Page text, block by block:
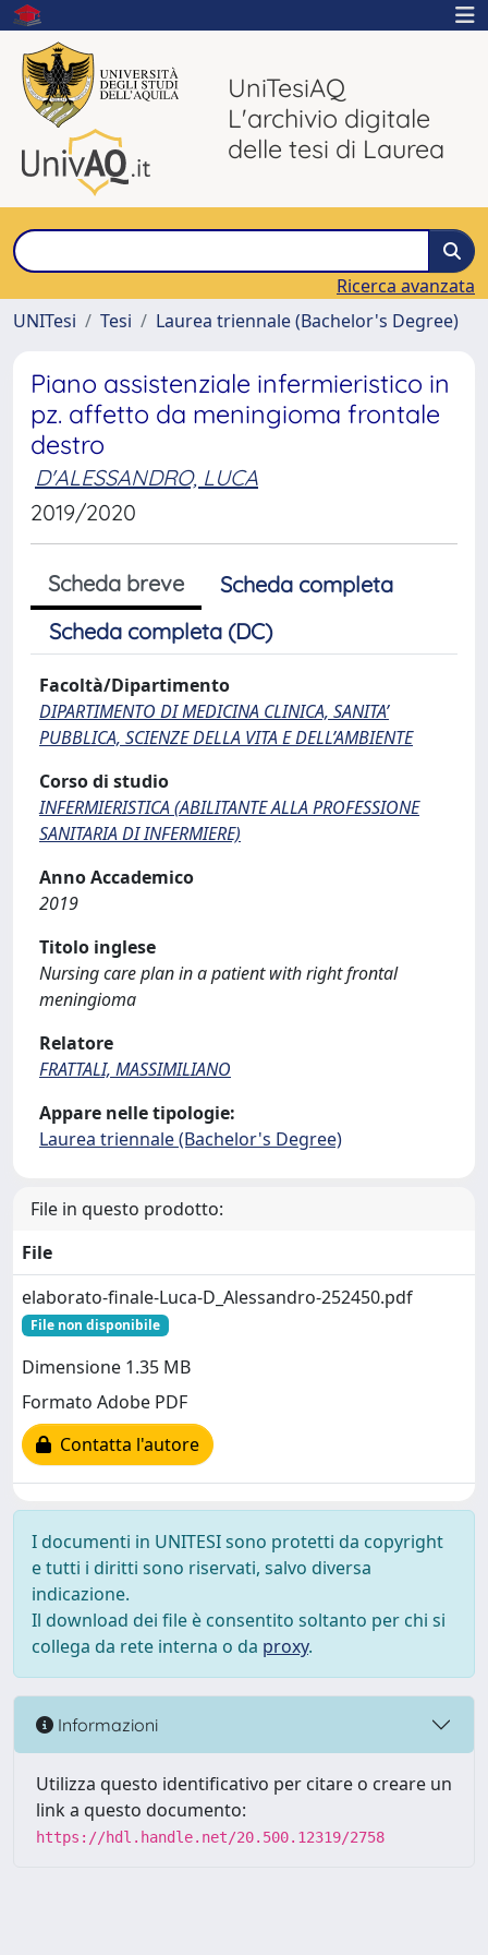
UniTesiAQ
L'archivio digitale
delle tesi di Laurea
Ricerca avanzata
UNITesi
Tesi Laurea triennale (Bachelor's Degree)
Piano assistenziale infermieristico in
pz. affetto da meningioma frontale
destro
D'ALESSANDRO, LUCA
2019/2020
Scheda breve
Scheda completa
Scheda completa (DC)
Facoltà/Dipartimento
DIPARTIMENTO DI MEDICINA CLINICA, SANITA’
PUBBLICA, SCIENZE DELLA VITA E DELL’AMBIENTE
Corso di studio
INFERMIERISTICA (ABILITANTE ALLA PROFESSIONE
SANITARIA DI INFERMIERE)
Anno Accademico
2019
Titolo inglese
Nursing care plan in a patient with right frontal
meningioma
Relatore
FRATTALI, MASSIMILIANO
Appare nelle tipologie:
Laurea triennale (Bachelor's Degree)
File in questo prodotto:
File
elaborato-finale-Luca-D_Alessandro-252450.pdf
File non disponibile
Dimensione 1.35 MB
Formato Adobe PDF
Contatta l'autore
I documenti in UNITESI sono protetti da copyright
e tutti i diritti sono riservati, salvo diversa
indicazione.
Il download dei file è consentito soltanto per chi si
collega da rete interna o da proxy.
Informazioni
Utilizza questo identificativo per citare o creare un
link a questo documento:
https://hdl.handle.net/20.500.12319/2758